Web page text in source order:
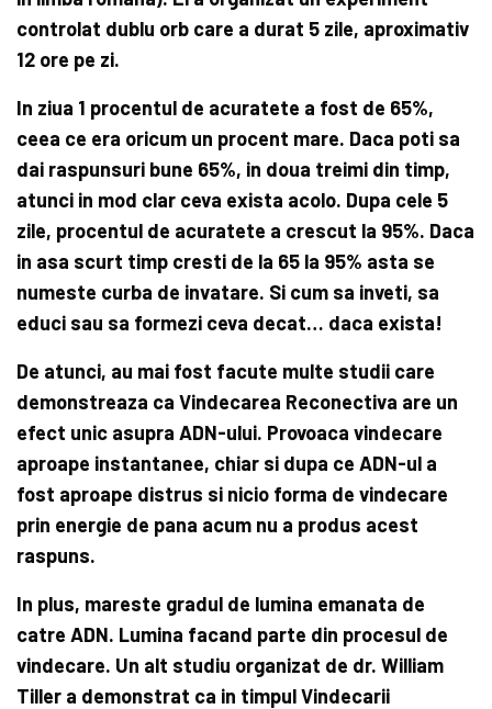
controlat dublu orb care a durat 5 zile, aproximativ
12 ore pe zi.
In ziua 1 procentul de acuratete a fost de 65%,
ceea ce era oricum un procent mare. Daca poti sa
dai raspunsuri bune 65%, in doua treimi din timp,
atunci in mod clar ceva exista acolo. Dupa cele 5
zile, procentul de acuratete a crescut la 95%. Daca
in asa scurt timp cresti de la 65 la 95% asta se
numeste curba de invatare. Si cum sa inveti, sa
educi sau sa formezi ceva decat… daca exista!
De atunci, au mai fost facute multe studii care
demonstreaza caVindecarea Reconectiva are un
efect unic asupra ADN-ului. Provoaca vindecare
aproape instantanee, chiar si dupa ce ADN-ul a
fost aproape distrus si nicio forma de vindecare
prin energie de pana acum nu a produs acest
raspuns.
In plus, mareste gradul de lumina emanata de
catre ADN. Lumina facand parte din procesul de
vindecare. Un alt studiu organizat de dr. William
Tiller a demonstrat ca in timpul Vindecarii